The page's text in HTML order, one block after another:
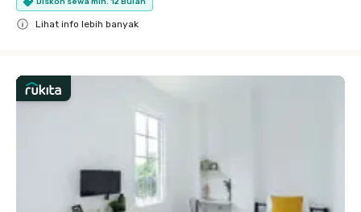
Lihat info lebih banyak